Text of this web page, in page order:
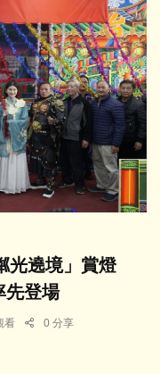
光遶境」賞燈
登場
看 0 分享